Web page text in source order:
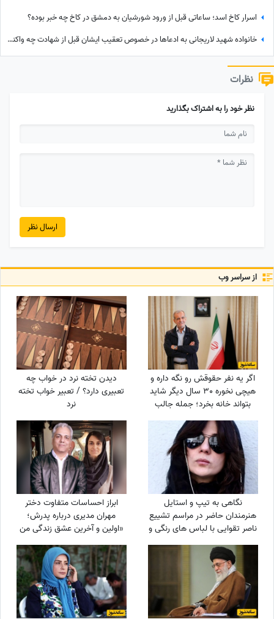
اسرار کاخ اسد؛ ساعاتی قبل از ورود شورشیان به دمشق در کاخ چه خبر بوده؟
خانواده شهید لاریجانی به ادعاها در خصوص تعقیب ایشان قبل از شهادت چه واکنشی نشان دادند؟
نظرات
نظر خود را به اشتراک بگذارید
ارسال نظر
از سراسر وب
اگر یه نفر حقوقش رو نگه داره و
هیچی نخوره 30 سال دیگر شاید
بتواند خانه بخرد؛ جمله جالب
پزشکیان که بار دیگر دست به
دست می‌شود
دیدن تخته نرد در خواب چه
تعبیری دارد؟ / تعبیر خواب تخته
نرد
نگاهی به تیپ و استایل
هنرمندان حاضر در مراسم تشییع
ناصر تقوایی با لباس های رنگی و
سفید به سفارش همسر آن
مرحوم/ محسن شریفیان، شهاب
حسینی، مارال بنی آدم، ستاره
اسکندری و...
ابراز احساسات متفاوت دختر
مهران مدیری درباره پدرش؛
«اولین و آخرین عشق زندگی من
بابامه» + ویدئو